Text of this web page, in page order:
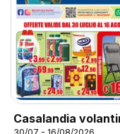
Casalandia